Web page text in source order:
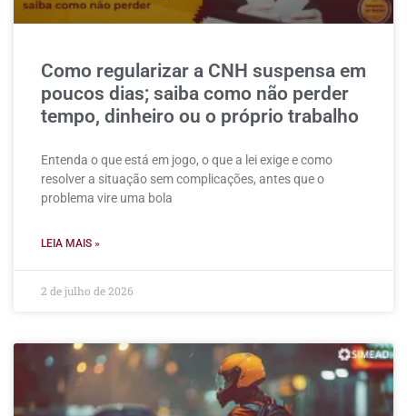
Como regularizar a CNH suspensa em
poucos dias; saiba como não perder
tempo, dinheiro ou o próprio trabalho
Entenda o que está em jogo, o que a lei exige e como
resolver a situação sem complicações, antes que o
problema vire uma bola
LEIA MAIS »
2 de julho de 2026